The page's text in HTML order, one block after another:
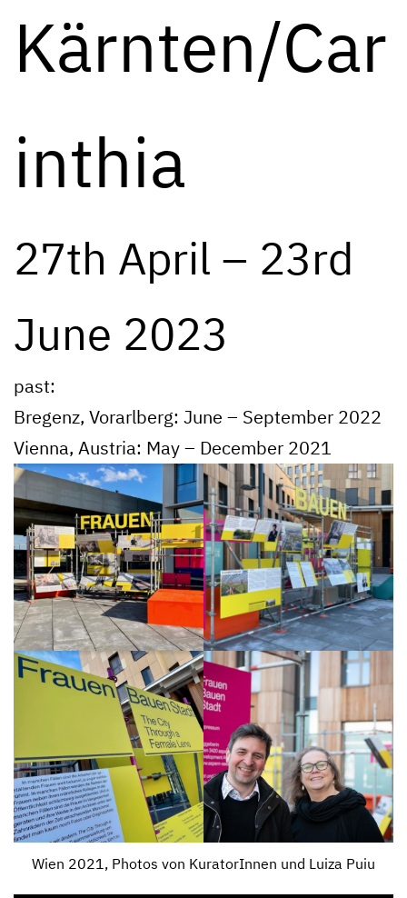
Kärnten/Car
inthia
27th April – 23rd
June 2023
past:
Bregenz, Vorarlberg: June – September 2022
Vienna, Austria: May – December 2021
Wien 2021, Photos von KuratorInnen und Luiza Puiu